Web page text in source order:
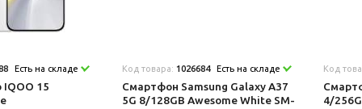
Есть на складе
15
Код товара: 1026684 Есть на складе
Смартфон Samsung Galaxy A37
5G 8/128GB Awesome White SM-
Код
4/